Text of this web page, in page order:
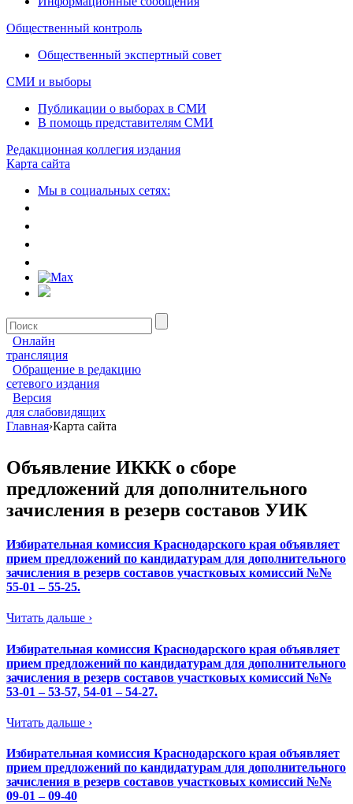
Общественный контроль
Общественный экспертный совет
СМИ и выборы
Публикации о выборах в СМИ
В помощь представителям СМИ
Редакционная коллегия издания
Карта сайта
Мы в социальных сетях:
Онлайн
трансляция
Обращение в редакцию
сетевого издания
Версия
для слабовидящих
Главная›Карта сайта
Объявление ИККК о сборе
предложений для дополнительного
зачисления в резерв составов УИК
Избирательная комиссия Краснодарского края объявляет
прием предложений по кандидатурам для дополнительного
зачисления в резерв составов участковых комиссий №№
55-01 – 55-25.
Читать дальше ›
Избирательная комиссия Краснодарского края объявляет
прием предложений по кандидатурам для дополнительного
зачисления в резерв составов участковых комиссий №№
53-01 – 53-57, 54-01 – 54-27.
Читать дальше ›
Избирательная комиссия Краснодарского края объявляет
прием предложений по кандидатурам для дополнительного
зачисления в резерв составов участковых комиссий №№
09-01 – 09-40